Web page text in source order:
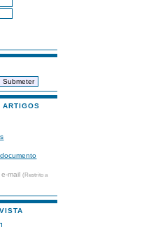
ARTIGOS
e-mail(Restrito a